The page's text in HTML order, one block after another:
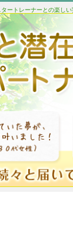
ートレーナーとの楽し